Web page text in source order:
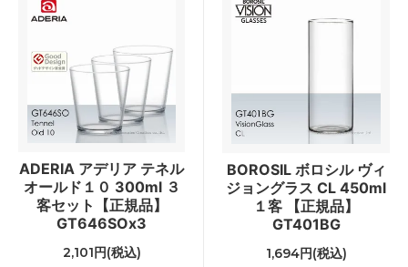
ADERIA アデリア テネル
オールド１０ 300ml ３
客セット【正規品】
GT646SOx3
2,101円(税込)
BOROSIL ボロシル ヴィ
ジョングラス CL 450ml
１客 【正規品】
GT401BG
1,694円(税込)